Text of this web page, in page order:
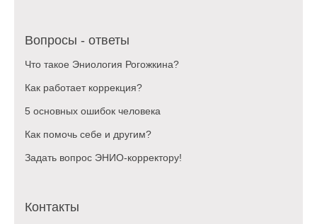
Вопросы - ответы
Что такое Эниология Рогожкина?
Как работает коррекция?
5 основных ошибок человека
Как помочь себе и другим?
Задать вопрос ЭНИО-корректору!
Контакты